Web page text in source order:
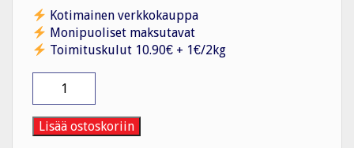
Kotimainen verkkokauppa
Monipuoliset maksutavat
Toimituskulut 10.90€ + 1€/2kg
2S/16A/IP55
PPJ
1X
VAL
Lisää ostoskoriin